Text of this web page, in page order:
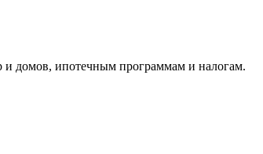
домов, ипотечным программам и налогам.